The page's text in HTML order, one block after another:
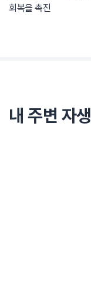
회복을 촉진
내 주변 자생